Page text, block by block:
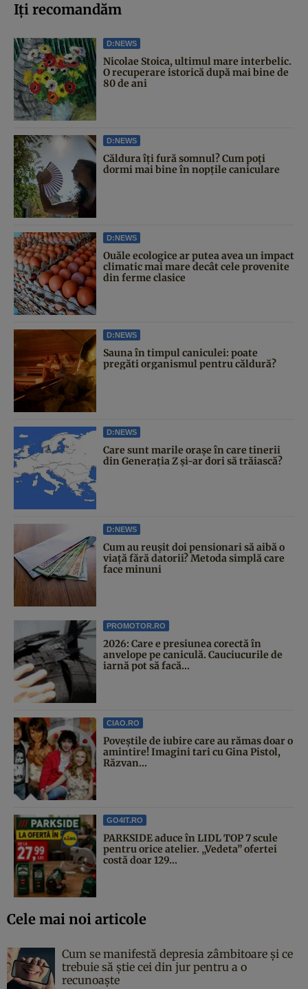
Iți recomandăm
D:NEWS
Nicolae Stoica, ultimul mare interbelic.
O recuperare istorică după mai bine de
80 de ani
D:NEWS
Căldura îți fură somnul? Cum poți
dormi mai bine în nopțile caniculare
D:NEWS
Ouăle ecologice ar putea avea un impact
climatic mai mare decât cele provenite
din ferme clasice
D:NEWS
Sauna în timpul caniculei: poate
pregăti organismul pentru căldură?
D:NEWS
Care sunt marile orașe în care tinerii
din Generația Z și-ar dori să trăiască?
D:NEWS
Cum au reușit doi pensionari să aibă o
viață fără datorii? Metoda simplă care
face minuni
PROMOTOR.RO
2026: Care e presiunea corectă în
anvelope pe caniculă. Cauciucurile de
iarnă pot să facă...
CIAO.RO
Poveştile de iubire care au rămas doar o
amintire! Imagini tari cu Gina Pistol,
Răzvan...
GO4IT.RO
PARKSIDE aduce în LIDL TOP 7 scule
pentru orice atelier. „Vedeta” ofertei
costă doar 129...
Cele mai noi articole
Cum se manifestă depresia zâmbitoare și ce
trebuie să știe cei din jur pentru a o
recunoaște